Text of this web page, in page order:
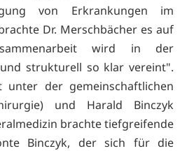
von Erkrankungen im
Dr. Merschbächer es auf
wird in der
strukturell so klar vereint".
unter der gemeinschaftlichen
und Harald Binczyk
brachte tiefgreifende
Binczyk, der sich für die